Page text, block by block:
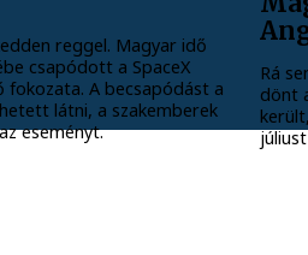
reggel. Magyar idő
csapódott a SpaceX
fokozata. A becsapódást a
látni, a szakemberek
eseményt.
Rá
dönt